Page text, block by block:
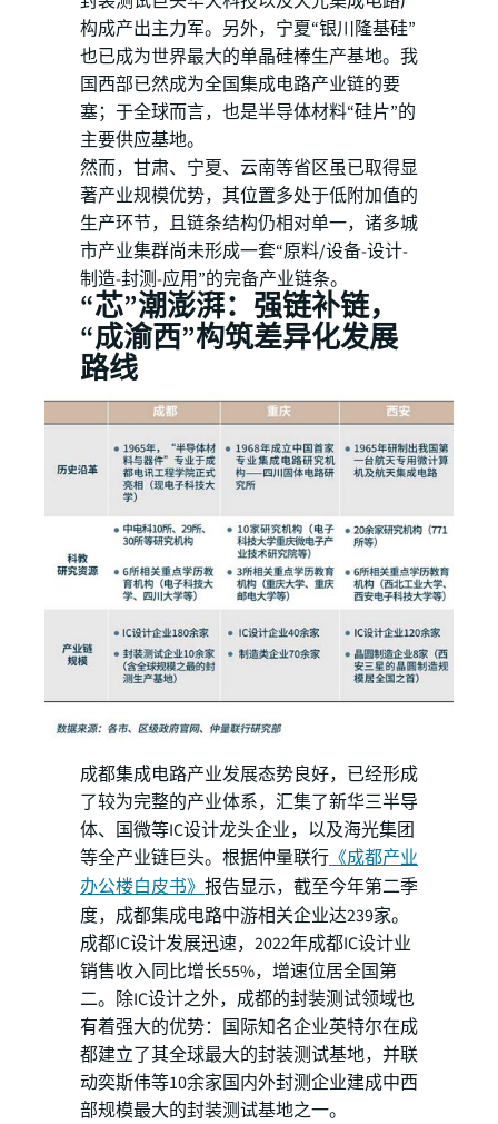
构成产出主力军。另外，宁夏“银川隆基硅”
也已成为世界最大的单晶硅棒生产基地。我
国西部已然成为全国集成电路产业链的要
塞；于全球而言，也是半导体材料“硅片”的
主要供应基地。
然而，甘肃、宁夏、云南等省区虽已取得显
著产业规模优势，其位置多处于低附加值的
生产环节，且链条结构仍相对单一，诸多城
市产业集群尚未形成一套“原料/设备-设计-
制造-封测-应用”的完备产业链条。
“芯”潮澎湃：强链补链，
“成渝西”构筑差异化发展
路线
成都集成电路产业发展态势良好，已经形成
了较为完整的产业体系，汇集了新华三半导
体、国微等IC设计龙头企业，以及海光集团
等全产业链巨头。根据仲量联行 《成都产业
办公楼白皮书》 报告显示，截至今年第二季
度，成都集成电路中游相关企业达239家。
成都IC设计发展迅速，2022年成都IC设计业
销售收入同比增长55%，增速位居全国第
二。除IC设计之外，成都的封装测试领域也
有着强大的优势：国际知名企业英特尔在成
都建立了其全球最大的封装测试基地，并联
动奕斯伟等10余家国内外封测企业建成中西
部规模最大的封装测试基地之一。